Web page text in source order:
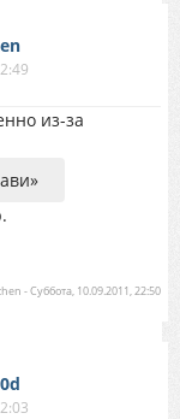
из-за
-Суббота, 10.09.2011, 22:50